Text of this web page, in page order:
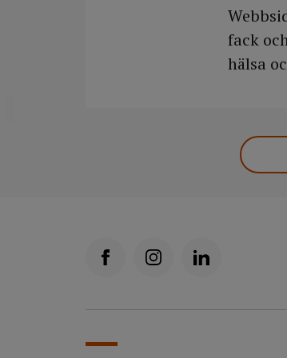
fack
hälsa